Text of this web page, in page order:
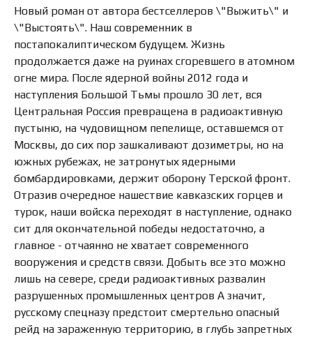
Новый роман от автора бестселлеров \"Выжить\" и
\"Выстоять\". Наш современник в
постапокалиптическом будущем. Жизнь
продолжается даже на руинах сгоревшего в атомном
огне мира. После ядерной войны 2012 года и
наступления Большой Тьмы прошло 30 лет, вся
Центральная Россия превращена в радиоактивную
пустыню, на чудовищном пепелище, оставшемся от
Москвы, до сих пор зашкаливают дозиметры, но на
южных рубежах, не затронутых ядерными
бомбардировками, держит оборону Терской фронт.
Отразив очередное нашествие кавказских горцев и
турок, наши войска переходят в наступление, однако
сит для окончательной победы недостаточно, а
главное - отчаянно не хватает современного
вооружения и средств связи. Добыть все это можно
лишь на севере, среди радиоактивных развалин
разрушенных промышленных центров А значит,
русскому спецназу предстоит смертельно опасный
рейд на зараженную территорию, в глубь запретных